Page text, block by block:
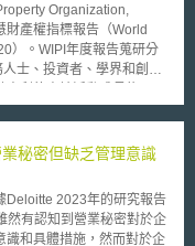
Safety Administration，
NTHSA採用之規範。
路上行駛之限制與條件：
里以下之道路或街道上行
超過1英里的部分裁量是
道，或可能導致其他非安全
處，自該兩線道的道路或街
Organization,
產權指標報告（World
）。WIPI年度報告蒐研分
士、投資者、學界和創業
影響，2019年全球專利申
分別統計。在專利部分，
當局合計占全球總數之
長，中國大陸申請數量下降
秘密但缺乏管理意識
Deloitte 2023年的研究報告
然有認知到營業秘密對於企
識和具體措施，然而對於企